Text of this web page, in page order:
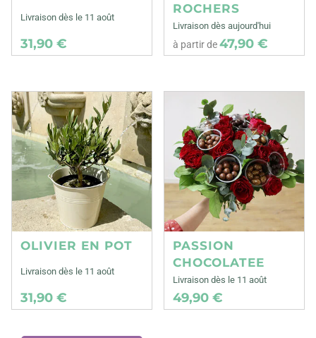
Livraison dès le 11 août
31,90 €
ROCHERS
Livraison dès aujourd'hui
à partir de47,90 €
OLIVIER EN POT
Livraison dès le 11 août
31,90 €
PASSION
CHOCOLATEE
Livraison dès le 11 août
49,90 €